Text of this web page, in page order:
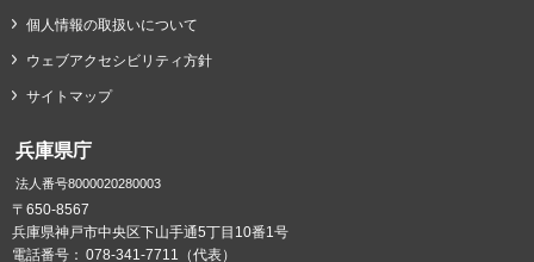
個人情報の取扱いについて
ウェブアクセシビリティ方針
サイトマップ
兵庫県庁
法人番号8000020280003
〒650-8567
兵庫県神戸市中央区下山手通5丁目10番1号
電話番号： 078-341-7711（代表）